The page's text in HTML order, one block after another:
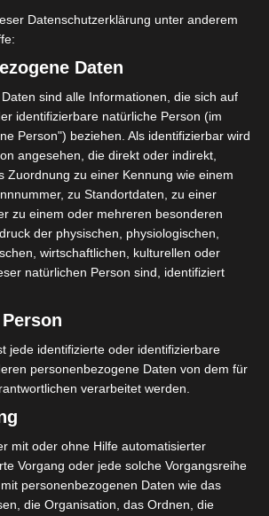
,Hinrunde,Ligue 1,Tunesien
Nachholspiele des 1 Spieltages
wurden am Donnerstag den 25
ausgetragen. Hammam-Sousse verlor
ES Tunis. AS Soliman und Etoile du
sich torlos 0:0.
14 November 2021 haben zwei der
Nachholspiele des 1 Spieltages
stattgefunden. In der Gruppe A holte
einem 1:2 Auswärtssieg bei US Ben
in der Gruppe A gewann der CS
ES Metlaoui. Zwei Begegnungen
die am Donnerstag, den 25 Nov
werden.
Datenschutzerklärung unter anderem
Daten
sind alle Informationen, die sich auf
identifizierbare natürliche Person (im
Person") beziehen. Als identifizierbar wird
angesehen, die direkt oder indirekt,
Zuordnung zu einer Kennung wie einem
zu Standortdaten, zu einer
zu einem oder mehreren besonderen
der physischen, physiologischen,
wirtschaftlichen, kulturellen oder
natürlichen Person sind, identifiziert
jede identifizierte oder identifizierbare
personenbezogene Daten von dem für
verarbeitet werden.
mit oder ohne Hilfe automatisierter
Vorgang oder jede solche Vorgangsreihe
personenbezogenen Daten wie das
die Organisation, das Ordnen, die